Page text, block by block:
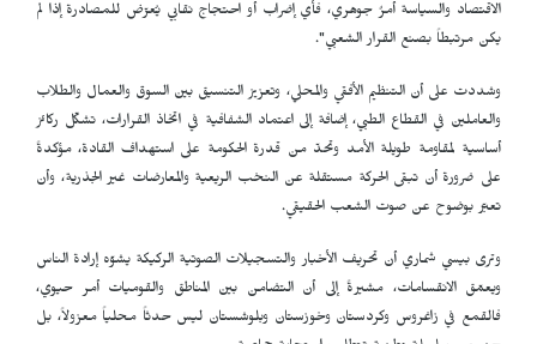
الاقتصاد والسياسة أمرٌ جوهري، فأي إضراب أو احتجاج نقابي يُعرّض للمصادرة إذا لم
يكن مرتبطاً بصنع القرار الشعبي".
وشددت على أن التنظيم الأفقي والمحلي، وتعزيز التنسيق بين السوق والعمال والطلاب
والعاملين في القطاع الطبي، إضافة إلى اعتماد الشفافية في اتخاذ القرارات، تشكّل ركائز
أساسية لمقاومة طويلة الأمد وتحدّ من قدرة الحكومة على استهداف القادة، مؤكدةً
على ضرورة أن تبقى الحركة مستقلة عن النخب الريعية والمعارضات غير الجذرية، وأن
تعبّر بوضوح عن صوت الشعب الحقيقي.
وترى بيسي شماري أن تحريف الأخبار والتسجيلات الصوتية الركيكة يشوّه إرادة الناس
ويعمّق الانقسامات، مشيرةً إلى أن التضامن بين المناطق والقوميات أمر حيوي،
فالقمع في زاغروس وكردستان وخوزستان وبلوشستان ليس حدثاً محلياً معزولاً، بل